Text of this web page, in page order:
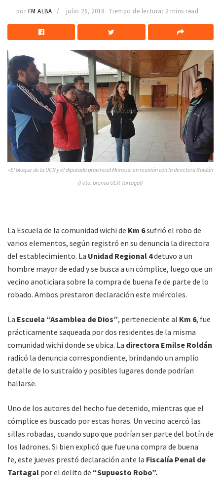
por FM ALBA julio 26, 2018 Tiempo de lectura: 2 mins read
»El bloque de la UCR y el diputado provincial Mimessi en reunión con la directora Roldán
(Foto: prensa UCR Tartagal)
La Escuela de la comunidad wichi de Km 6sufrió el robo de
varios elementos, según registró en su denuncia la directora
del establecimiento. La Unidad Regional 4detuvo a un
hombre mayor de edad y se busca a un cómplice, luego que un
vecino anoticiara sobre la compra de buena fe de parte de lo
robado. Ambos prestaron declaración este miércoles.
La Escuela “Asamblea de Dios”, perteneciente al Km 6, fue
prácticamente saqueada por dos residentes de la misma
comunidad wichi donde se ubica. La directora Emilse Roldán
radicó la denuncia correspondiente, brindando un amplio
detalle de lo sustraído y posibles lugares donde podrían
hallarse.
Uno de los autores del hecho fue detenido, mientras que el
cómplice es buscado por estas horas. Un vecino acercó las
sillas robadas, cuando supo que podrían ser parte del botín de
los ladrones. Si bien explicó que fue una compra de buena
fe, este jueves prestó declaración ante la Fiscalía Penal de
Tartagal por el delito de “Supuesto Robo”.